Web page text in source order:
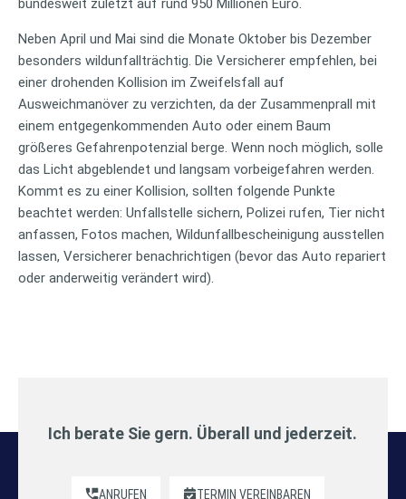
bundesweit zuletzt auf rund 950 Millionen Euro.
Neben April und Mai sind die Monate Oktober bis Dezember
besonders wildunfallträchtig. Die Versicherer empfehlen, bei
einer drohenden Kollision im Zweifelsfall auf
Ausweichmanöver zu verzichten, da der Zusammenprall mit
einem entgegenkommenden Auto oder einem Baum
größeres Gefahrenpotenzial berge. Wenn noch möglich, solle
das Licht abgeblendet und langsam vorbeigefahren werden.
Kommt es zu einer Kollision, sollten folgende Punkte
beachtet werden: Unfallstelle sichern, Polizei rufen, Tier nicht
anfassen, Fotos machen, Wildunfallbescheinigung ausstellen
lassen, Versicherer benachrichtigen (bevor das Auto repariert
oder anderweitig verändert wird).
Ich berate Sie gern. Überall und jederzeit.
ANRUFEN TERMIN VEREINBAREN